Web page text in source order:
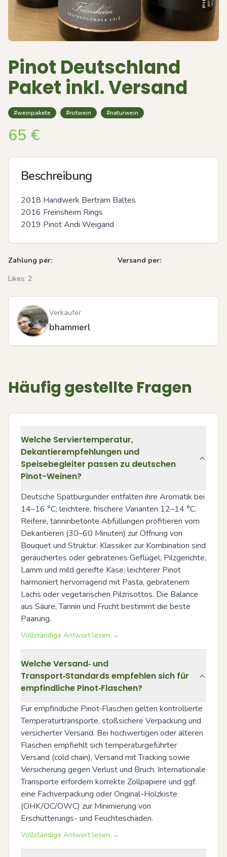
Pinot Deutschland
Paket inkl. Versand
#weinpakete #rotwein #naturwein
65 €
Beschreibung
2018 Handwerk Bertram Baltes
2016 Freinsheim Rings
2019 Pinot Andi Weigand
Zahlung per:
Versand per:
Likes: 2
Verkäufer
bhammerl
Häufig gestellte Fragen
Welche Serviertemperatur,
Dekantierempfehlungen und
Speisebegleiter passen zu deutschen
Pinot-Weinen?
Deutsche Spätburgunder entfalten ihre Aromatik bei
14–16 °C; leichtere, frischere Varianten 12–14 °C.
Reifere, tanninbetonte Abfüllungen profitieren vom
Dekantieren (30–60 Minuten) zur Öffnung von
Bouquet und Struktur. Klassiker zur Kombination sind
geräuchertes oder gebratenes Geflügel, Pilzgerichte,
Lamm und mild gereifte Käse; leichterer Pinot
harmoniert hervorragend mit Pasta, gebratenem
Lachs oder vegetarischen Pilzrisottos. Die Balance
aus Säure, Tannin und Frucht bestimmt die beste
Paarung.
Vollständige Antwort lesen →
Welche Versand‑ und
Transport‑Standards empfehlen sich für
empfindliche Pinot‑Flaschen?
Für empfindliche Pinot‑Flaschen gelten kontrollierte
Temperaturtransporte, stoßsichere Verpackung und
versicherter Versand. Bei hochwertigen oder älteren
Flaschen empfiehlt sich temperaturgeführter
Versand (cold chain), Versand mit Tracking sowie
Versicherung gegen Verlust und Bruch. Internationale
Transporte erfordern korrekte Zollpapiere und ggf.
eine Fachverpackung oder Original-Holzkiste
(OHK/OC/OWC) zur Minimierung von
Erschütterungs- und Feuchteschäden.
Vollständige Antwort lesen →